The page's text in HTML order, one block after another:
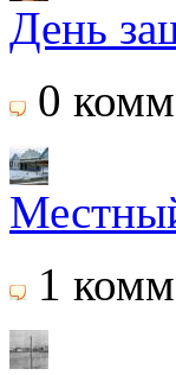
День
0
1